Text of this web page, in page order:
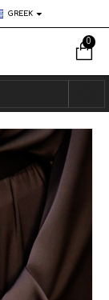
GREEK
0